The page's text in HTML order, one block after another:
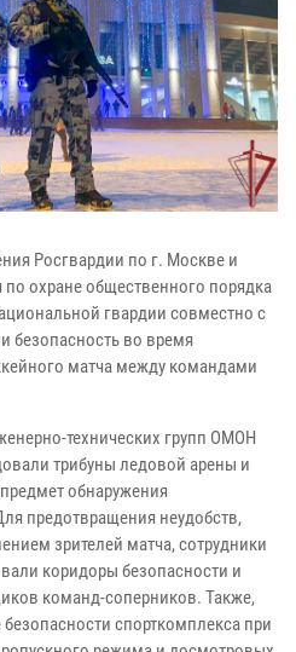
Росгвардии по г. Москве и
охране общественного порядка
гвардии совместно с
безопасность во время
матча между командами
технических групп ОМОН
трибуны ледовой арены и
обнаружения
предотвращения неудобств,
зрителей матча, сотрудники
коридоры безопасности и
команд-соперников. Также,
спорткомплекса при